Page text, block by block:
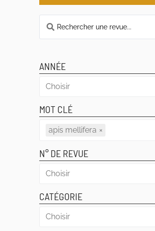
ANNÉE
Choisir
MOT CLÉ
apis mellifera ×
N° DE REVUE
Choisir
CATÉGORIE
Choisir